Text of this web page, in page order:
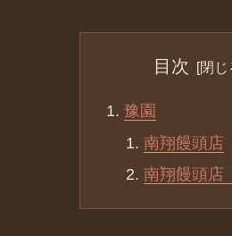
目次
豫園
南翔饅頭店
南翔饅頭